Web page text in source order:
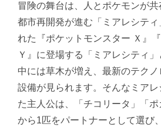
冒険の舞台は、人とポケモンが共
都市再開発が進む「ミアレシテ
れた『ポケットモンスター Ｘ』
Ｙ』に登場する「ミアレシティ
中には草木が増え、最新のテク
設備が見られます。そんなミア
た主人公は、「チコリータ」「ポ
から1匹をパートナーとして選び